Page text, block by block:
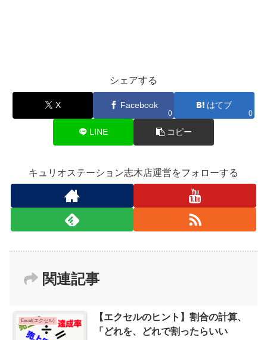
シェアする
X Facebook
0
はてブ
0
LINE コピー
キュリオステーション志木店運営をフォローする
関連記事
Excel(エクセル)
【エクセルのヒント】割合の計算、
「どれを、どれで割ったらいい